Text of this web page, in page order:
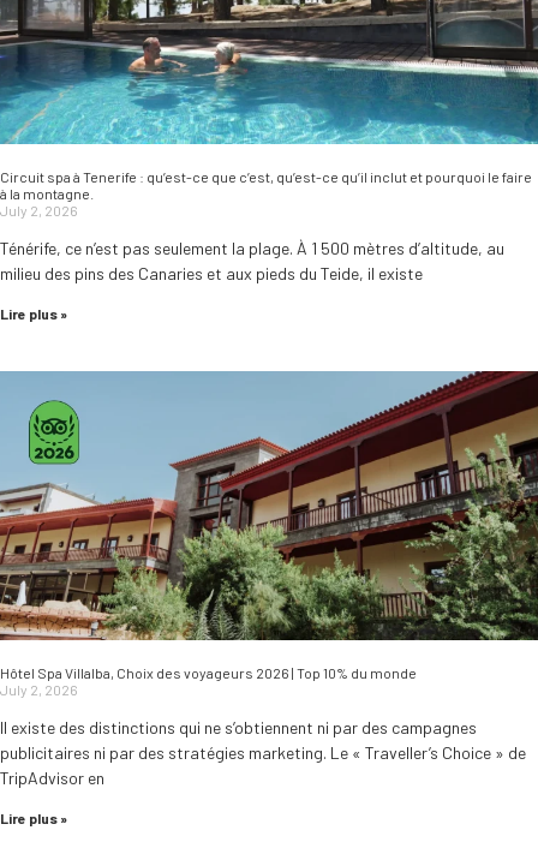
Circuit spa à Tenerife : qu’est-ce que c’est, qu’est-ce qu’il inclut et pourquoi le faire
à la montagne.
July 2, 2026
Ténérife, ce n’est pas seulement la plage. À 1 500 mètres d’altitude, au
milieu des pins des Canaries et aux pieds du Teide, il existe
Lire plus »
Hôtel Spa Villalba, Choix des voyageurs 2026 | Top 10% du monde
July 2, 2026
Il existe des distinctions qui ne s’obtiennent ni par des campagnes
publicitaires ni par des stratégies marketing. Le « Traveller’s Choice » de
TripAdvisor en
Lire plus »